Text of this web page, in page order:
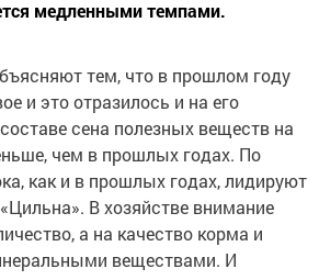
медленными темпами.
тем, что в прошлом году
и это отразилось и на его
сена полезных веществ на
чем в прошлых годах. По
как и в прошлых годах, лидируют
В хозяйстве внимание
а на качество корма и
веществами. И